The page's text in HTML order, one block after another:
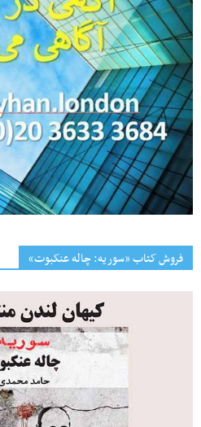
فروش کتاب «سوریه: چاله عنکبوت»